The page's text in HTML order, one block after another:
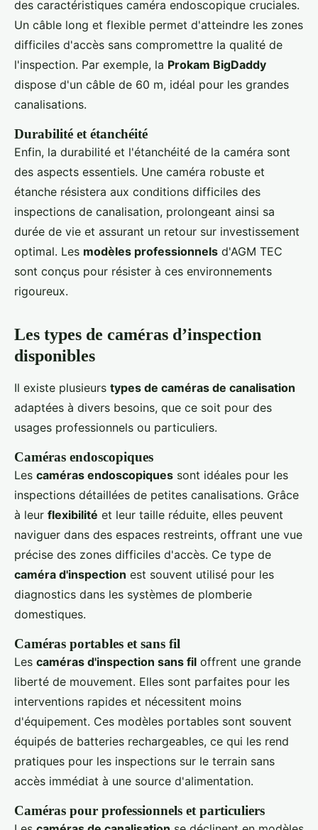
des caractéristiques caméra endoscopique cruciales.
Un câble long et flexible permet d'atteindre les zones
difficiles d'accès sans compromettre la qualité de
l'inspection. Par exemple, la Prokam BigDaddy
dispose d'un câble de 60 m, idéal pour les grandes
canalisations.
Durabilité et étanchéité
Enfin, la durabilité et l'étanchéité de la caméra sont
des aspects essentiels. Une caméra robuste et
étanche résistera aux conditions difficiles des
inspections de canalisation, prolongeant ainsi sa
durée de vie et assurant un retour sur investissement
optimal. Les modèles professionnels d'AGM TEC
sont conçus pour résister à ces environnements
rigoureux.
Les types de caméras d’inspection
disponibles
Il existe plusieurs types de caméras de canalisation
adaptées à divers besoins, que ce soit pour des
usages professionnels ou particuliers.
Caméras endoscopiques
Les caméras endoscopiques sont idéales pour les
inspections détaillées de petites canalisations. Grâce
à leur flexibilité et leur taille réduite, elles peuvent
naviguer dans des espaces restreints, offrant une vue
précise des zones difficiles d'accès. Ce type de
caméra d'inspection est souvent utilisé pour les
diagnostics dans les systèmes de plomberie
domestiques.
Caméras portables et sans fil
Les caméras d'inspection sans fil offrent une grande
liberté de mouvement. Elles sont parfaites pour les
interventions rapides et nécessitent moins
d'équipement. Ces modèles portables sont souvent
équipés de batteries rechargeables, ce qui les rend
pratiques pour les inspections sur le terrain sans
accès immédiat à une source d'alimentation.
Caméras pour professionnels et particuliers